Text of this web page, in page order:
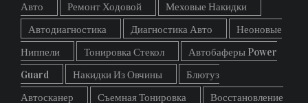
Авто
Ремонт Ходовой
Меховые Накидки
Автодиагностика
Диагностика Авто
Неоновые
Ниппели
Тонировка Стекол
Автобаферы Power
Guard
Накидки Из Овчины
Блютуз
Автосканер
Съемная Тонировка Восстановление